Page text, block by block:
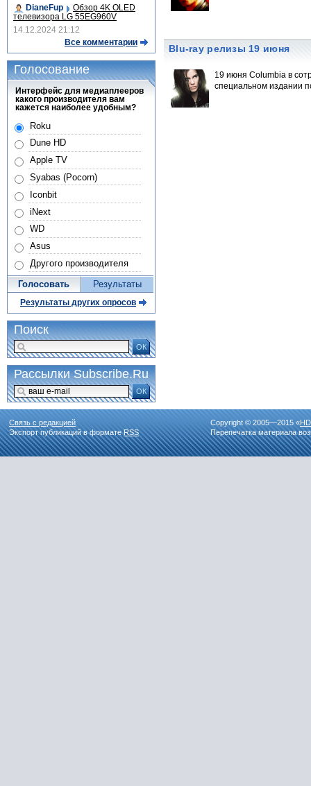
Blu-ray релизы 19 июня
19 июня Columbia в
специальном издании
DianeFup
Обзор 4K OLED
телевизора LG 55EG960V
14.12.2024 21:12
Все комментарии
Голосование
Интерфейс для медиаплееров
какого производителя вам
кажется наиболее удобным?
Roku
Dune HD
Apple TV
Syabas (Pocorn)
Iconbit
iNext
WD
Asus
Другого производителя
Голосовать Результаты
Результаты других опросов
Поиск
ОК
Рассылки Subscribe.Ru
ОК
Связь с редакцией
Экспорт публикаций в форматеRSS
Copyright © 2005—2015 «
Перепечатка материала